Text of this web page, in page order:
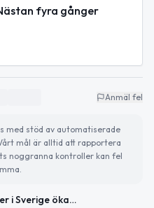
fyra gånger
Anmäl fel
med stöd av automatiserade
mål är alltid att rapportera
noggranna kontroller kan fel
Elprisskillnader i Sverige ökar – södra Sverige drabbas hårdast